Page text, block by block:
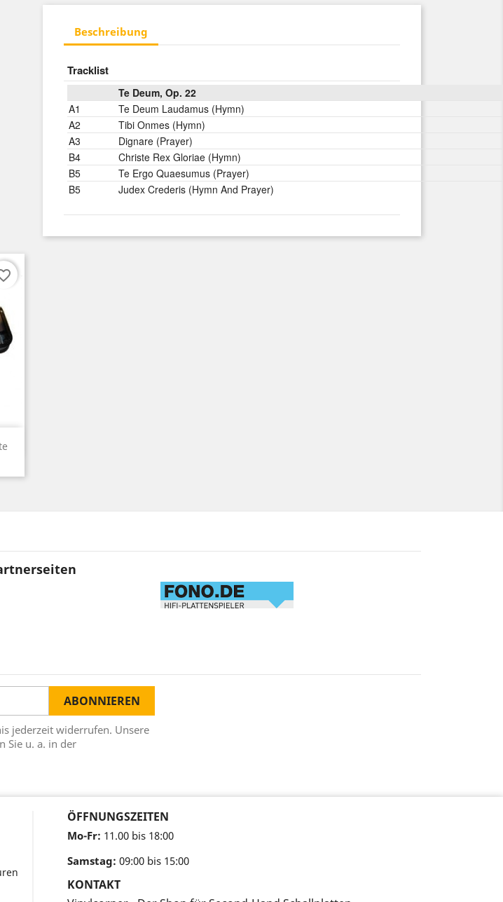
Beschreibung
Tracklist
Te Deum, Op. 22
A1
Te Deum Laudamus (Hymn)
A2
Tibi Onmes (Hymn)
A3
Dignare (Prayer)
B4
Christe Rex Gloriae (Hymn)
B5
Te Ergo Quaesumus (Prayer)
B5
Judex Crederis (Hymn And Prayer)
jederzeit widerrufen. Unsere
Sie u. a. in der
ÖFFNUNGSZEITEN
Mo-Fr: 11.00 bis 18:00
Samstag: 09:00 bis 15:00
KONTAKT